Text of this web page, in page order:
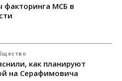
факторинга МСБ в
как планируют
на Серафимовича